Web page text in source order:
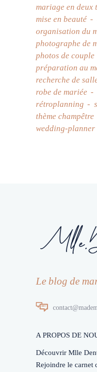
mariage en deux
mise en beauté
organisation du
photographe de
photos de couple
préparation au
recherche de
robe de mariée
rétroplanning
thème champêtre
wedding-planner
Le blog de
A PROPOS DE
Découvrir Mlle
Rejoindre le carnet